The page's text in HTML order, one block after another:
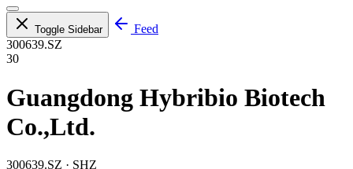
Toggle Sidebar
Feed
300639.SZ
30
Guangdong Hybribio Biotech
Co.,Ltd.
300639.SZ · SHZ